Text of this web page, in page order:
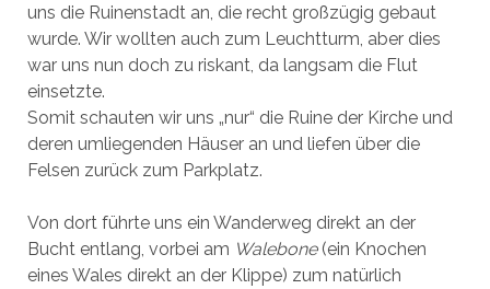
uns die Ruinenstadt an, die recht großzügig gebaut
wurde. Wir wollten auch zum Leuchtturm, aber dies
war uns nun doch zu riskant, da langsam die Flut
einsetzte.
Somit schauten wir uns „nur“ die Ruine der Kirche und
deren umliegenden Häuser an und liefen über die
Felsen zurück zum Parkplatz.
Von dort führte uns ein Wanderweg direkt an der
Bucht entlang, vorbei am Walebone(ein Knochen
eines Wales direkt an der Klippe) zum natürlich